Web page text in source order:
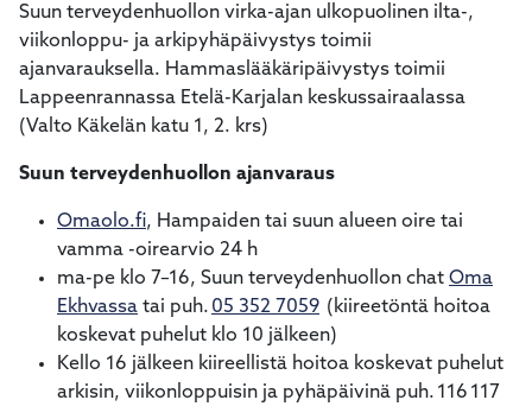
Suun terveydenhuollon virka-ajan ulkopuolinen ilta-,
viikonloppu- ja arkipyhäpäivystys toimii
ajanvarauksella. Hammaslääkäripäivystys toimii
Lappeenrannassa Etelä-Karjalan keskussairaalassa
(Valto Käkelän katu 1, 2. krs)
Suun terveydenhuollon ajanvaraus
Omaolo.fi, Hampaiden tai suun alueen oire tai
vamma -oirearvio 24 h
ma-pe klo 7–16, Suun terveydenhuollon chat Oma
Ekhvassa tai puh. 05 352 7059 (kiireetöntä hoitoa
koskevat puhelut klo 10 jälkeen)
Kello 16 jälkeen kiireellistä hoitoa koskevat puhelut
arkisin, viikonloppuisin ja pyhäpäivinä puh. 116 117